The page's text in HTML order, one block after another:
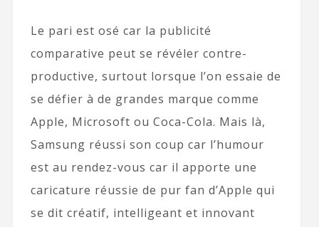
Le pari est osé car la publicité
comparative peut se révéler contre-
productive, surtout lorsque l’on essaie de
se défier à de grandes marque comme
Apple, Microsoft ou Coca-Cola. Mais là,
Samsung réussi son coup car l’humour
est au rendez-vous car il apporte une
caricature réussie de pur fan d’Apple qui
se dit créatif, intelligeant et innovant